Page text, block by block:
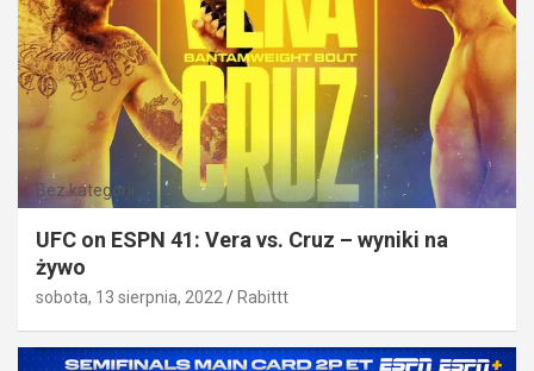
Bez kategorii
UFC on ESPN 41: Vera vs. Cruz – wyniki na
żywo
sobota, 13 sierpnia, 2022 Rabittt